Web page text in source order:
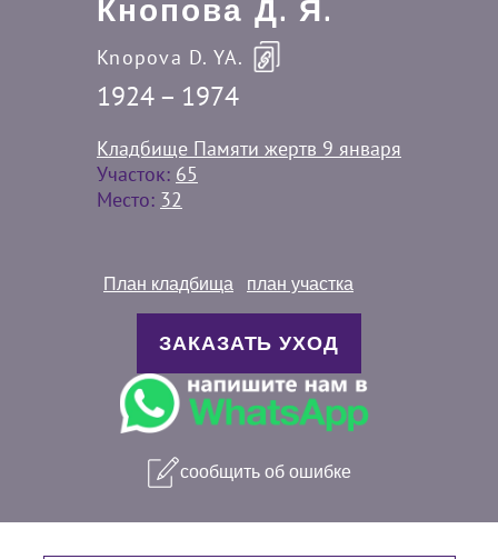
Кнопова Д. Я.
Knopova D. YA.
1924 – 1974
Кладбище Памяти жертв 9 января
Участок: 65
Место: 32
План кладбища план участка
ЗАКАЗАТЬ УХОД
сообщить об ошибке